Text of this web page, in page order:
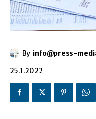
By info@press-
25.1.2022